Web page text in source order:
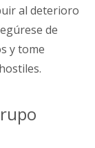
al deterioro
de
y tome